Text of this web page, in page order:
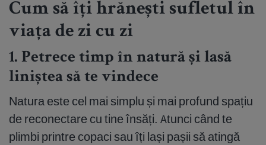
Cum să îți hrănești sufletul în
viața de zi cu zi
1. Petrece timp în natură și lasă
liniștea să te vindece
Natura este cel mai simplu și mai profund spațiu
de reconectare cu tine însăți. Atunci când te
plimbi printre copaci sau îți lași pașii să atingă